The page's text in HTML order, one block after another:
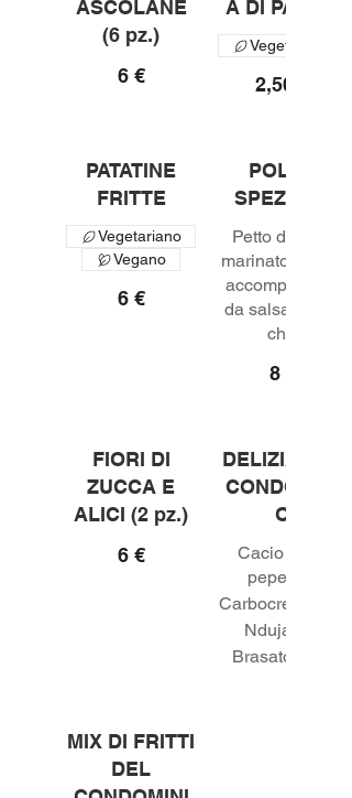
ASCOLANE
(6 pz.)
6 €
A DI PATATE
2,50 €
Vegetariano
PATATINE
FRITTE
6 €
Vegetariano
Vegano
POLLO
SPEZIATO
Petto di pollo
marinato e fritto,
accompagnato
da salsa sweet
chili
8 €
FIORI DI
ZUCCA E
ALICI (2 pz.)
6 €
DELIZIA DEL
CONDOMINI
O
Cacio e
pepe
Carbocrema
Nduja
Brasato
MIX DI FRITTI
DEL